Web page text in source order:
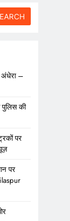
अंधेरा –
पुलिस की
पर
पर